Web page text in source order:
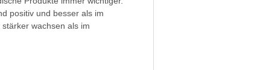
positiv und besser als im
wachsen als im